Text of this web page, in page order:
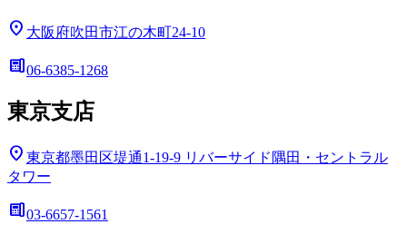
location_on 大阪府吹田市江の木町24-10
deskphone06-6385-1268
東京支店
location_on 東京都墨田区堤通1-19-9 リバーサイド隅田・セントラル
タワー
deskphone03-6657-1561